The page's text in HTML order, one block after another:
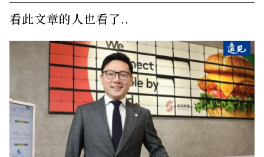
看此文章的人也看了..